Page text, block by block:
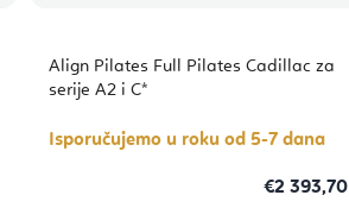
Align Pilates Full Pilates Cadillac za
serije A2 i C*
Isporučujemo u roku od 5-7 dana
€2 393,70